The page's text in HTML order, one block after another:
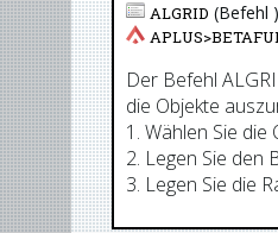
ALGRID (Befehl )
APLUS>
Der Befehl
die Objekte
1. Wählen Sie die
2. Legen Sie den
3. Legen Sie die